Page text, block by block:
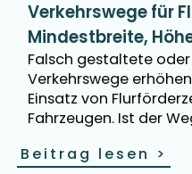
Verkehrswege für
Mindestbreite,
Falsch gestaltete
Verkehrswege
Einsatz von
Fahrzeugen. Ist der
Beitrag lesen >